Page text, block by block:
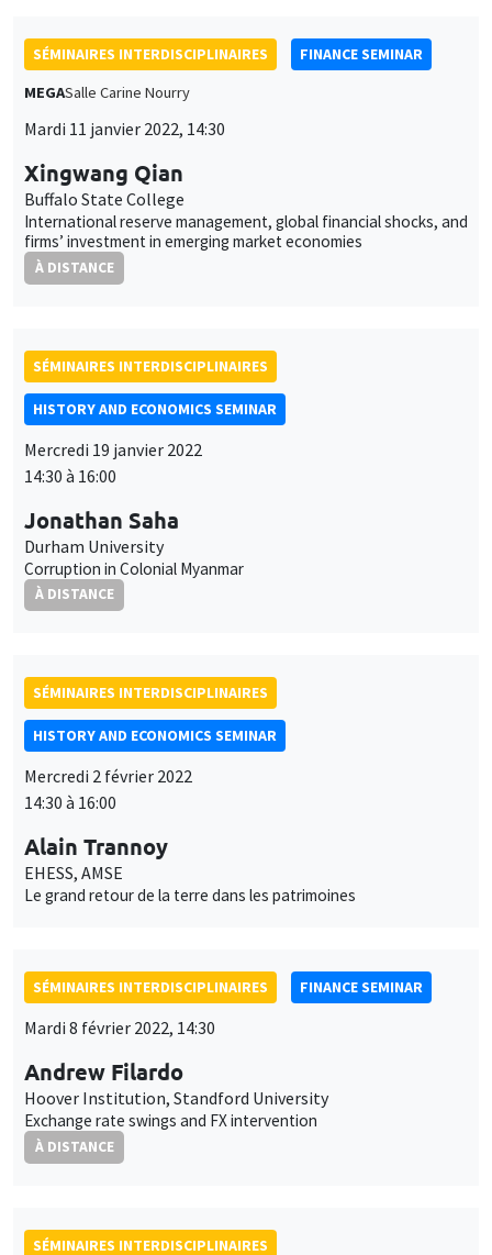
SÉMINAIRES INTERDISCIPLINAIRES
FINANCE SEMINAR
MEGASalle Carine Nourry
Mardi 11 janvier 2022, 14:30
Xingwang Qian
Buffalo State College
International reserve management, global financial shocks, and
firms’ investment in emerging market economies
À DISTANCE
SÉMINAIRES INTERDISCIPLINAIRES
HISTORY AND ECONOMICS SEMINAR
Mercredi 19 janvier 2022
14:30 à 16:00
Jonathan Saha
Durham University
Corruption in Colonial Myanmar
À DISTANCE
SÉMINAIRES INTERDISCIPLINAIRES
HISTORY AND ECONOMICS SEMINAR
Mercredi 2 février 2022
14:30 à 16:00
Alain Trannoy
EHESS, AMSE
Le grand retour de la terre dans les patrimoines
SÉMINAIRES INTERDISCIPLINAIRES FINANCE SEMINAR
Mardi 8 février 2022, 14:30
Andrew Filardo
Hoover Institution, Standford University
Exchange rate swings and FX intervention
À DISTANCE
SÉMINAIRES INTERDISCIPLINAIRES